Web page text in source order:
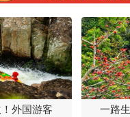
外国游客 一路